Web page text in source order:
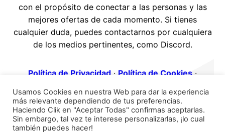
con el propósito de conectar a las personas y las
mejores ofertas de cada momento. Si tienes
cualquier duda, puedes contactarnos por cualquiera
de los medios pertinentes, como Discord.
Política de Privacidad · Política de Cookies ·
Twitter YouTube
Usamos Cookies en nuestra Web para dar la experiencia
más relevante dependiendo de tus preferencias.
Haciendo Clik en "Aceptar Todas" confirmas aceptarlas.
Sin embargo, tal vez te interese personalizarlas, ¡lo cual
también puedes hacer!